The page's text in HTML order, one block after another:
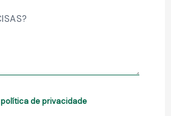
política de privacidade